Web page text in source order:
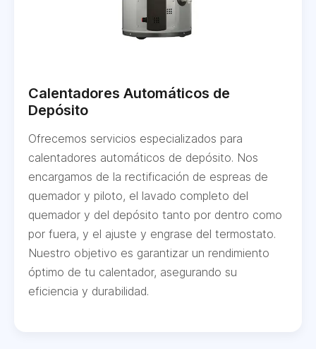
Calentadores Automáticos de
Depósito
Ofrecemos servicios especializados para
calentadores automáticos de depósito. Nos
encargamos de la rectificación de espreas de
quemador y piloto, el lavado completo del
quemador y del depósito tanto por dentro como
por fuera, y el ajuste y engrase del termostato.
Nuestro objetivo es garantizar un rendimiento
óptimo de tu calentador, asegurando su
eficiencia y durabilidad.